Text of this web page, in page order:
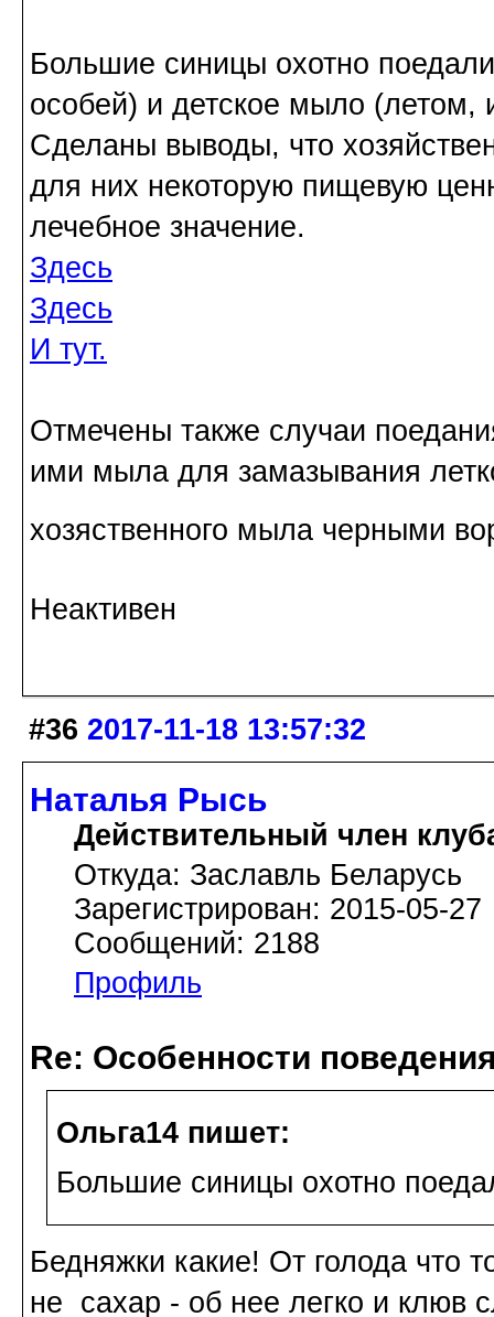
Большие синицы охотно
особей) и детское мыло (летом,
Сделаны выводы, что
для них некоторую пищевую
лечебное значение.
Здесь
Здесь
И тут.
Отмечены также случаи
ими мыла для замазывания
хозяственного мыла черными
Неактивен
#36 2017-11-18 13:57:32
Наталья Рысь
Действительный член
Откуда: Заславль Беларусь
Зарегистрирован: 2015-05-27
Сообщений: 2188
Профиль
Re: Особенности
Ольга14 пишет:
Большие синицы охотно
Бедняжки какие! От голода что
не сахар - об нее легко и клюв